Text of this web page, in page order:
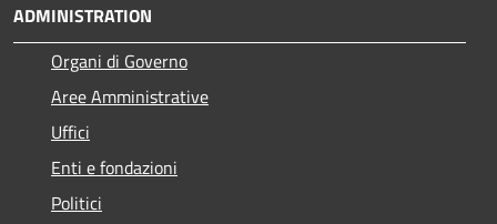
ADMINISTRATION
Organi di Governo
Aree Amministrative
Uffici
Enti e fondazioni
Politici